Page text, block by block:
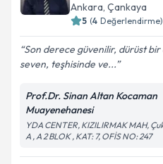
Kişisel verilerimin
Metni'ni okudum ve
Takvim
Ankara, Çankaya
5 (4 Değerlendirme)
Son derece güvenilir, dürüst
seven, teşhisinde ve...
Prof.Dr. Sinan Altan Kocaman
Muayenehanesi
YDA CENTER, KIZILIRMAK MAH,
A , A 2 BLOK , KAT: 7, OFİS NO: 247